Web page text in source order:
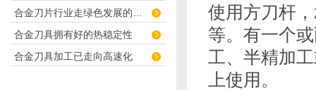
合金刀具拥有好的热稳定性
合金刀具加工已走向高速化
使用方刀杆
等。有一个
工、半精加
上使用。